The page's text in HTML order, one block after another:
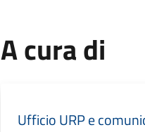
A cura di
Ufficio URP e